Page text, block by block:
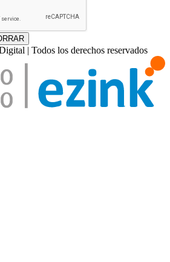
| Todos los derechos reservados